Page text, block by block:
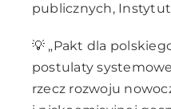
publicznych,
💡 „Pakt dla
postulaty
rzecz rozwoju